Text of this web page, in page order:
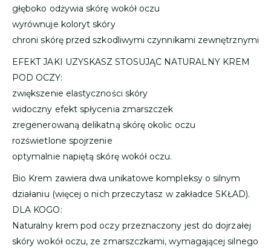
głęboko odżywia skórę wokół oczu
wyrównuje koloryt skóry
chroni skórę przed szkodliwymi czynnikami zewnętrznymi
EFEKT JAKI UZYSKASZ STOSUJĄC NATURALNY KREM
POD OCZY:
zwiększenie elastyczności skóry
widoczny efekt spłycenia zmarszczek
zregenerowaną delikatną skórę okolic oczu
rozświetlone spojrzenie
optymalnie napiętą skórę wokół oczu.
Bio Krem zawiera dwa unikatowe kompleksy o silnym
działaniu (więcej o nich przeczytasz w zakładce SKŁAD).
DLA KOGO:
Naturalny krem pod oczy przeznaczony jest do dojrzałej
skóry wokół oczu, ze zmarszczkami, wymagającej silnego